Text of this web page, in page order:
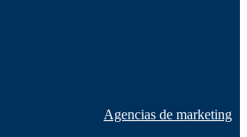
Agencias de marketing